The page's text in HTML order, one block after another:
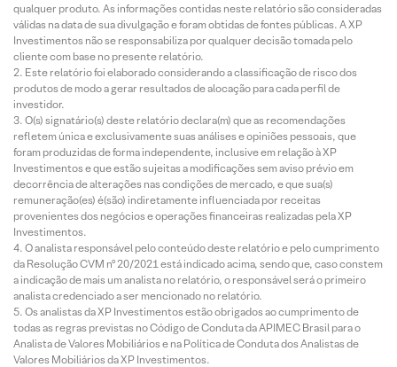
qualquer produto. As informações contidas neste relatório são consideradas
válidas na data de sua divulgação e foram obtidas de fontes públicas. A XP
Investimentos não se responsabiliza por qualquer decisão tomada pelo
cliente com base no presente relatório.
Este relatório foi elaborado considerando a classificação de risco dos
produtos de modo a gerar resultados de alocação para cada perfil de
investidor.
O(s) signatário(s) deste relatório declara(m) que as recomendações
refletem única e exclusivamente suas análises e opiniões pessoais, que
foram produzidas de forma independente, inclusive em relação à XP
Investimentos e que estão sujeitas a modificações sem aviso prévio em
decorrência de alterações nas condições de mercado, e que sua(s)
remuneração(es) é(são) indiretamente influenciada por receitas
provenientes dos negócios e operações financeiras realizadas pela XP
Investimentos.
O analista responsável pelo conteúdo deste relatório e pelo cumprimento
da Resolução CVM nº 20/2021 está indicado acima, sendo que, caso constem
a indicação de mais um analista no relatório, o responsável será o primeiro
analista credenciado a ser mencionado no relatório.
Os analistas da XP Investimentos estão obrigados ao cumprimento de
todas as regras previstas no Código de Conduta da APIMEC Brasil para o
Analista de Valores Mobiliários e na Política de Conduta dos Analistas de
Valores Mobiliários da XP Investimentos.